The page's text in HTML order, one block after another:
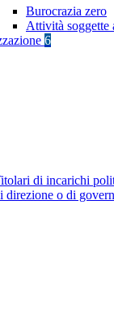
Burocrazia zero
Attività soggette
6
di incarichi
direzione o di